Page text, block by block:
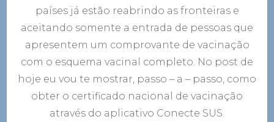
países já estão reabrindo as fronteiras e
aceitando somente a entrada de pessoas que
apresentem um comprovante de vacinação
com o esquema vacinal completo. No post de
hoje eu vou te mostrar, passo – a – passo, como
obter o certificado nacional de vacinação
através do aplicativo Conecte SUS.